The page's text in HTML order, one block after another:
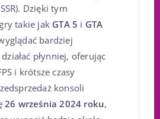
Dzięki tym
takie jak GTA 5 i GTA
bardziej
płynniej, oferując
i krótsze czasy
konsoli
26 września 2024 roku,